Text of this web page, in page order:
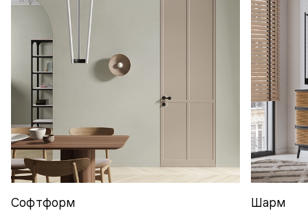
Софтформ Шарм